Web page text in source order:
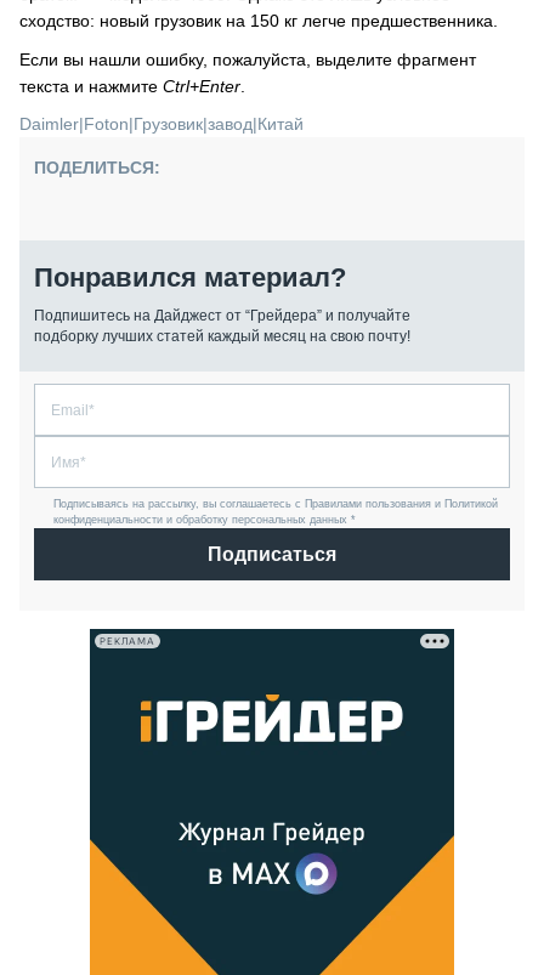
сходство: новый грузовик на 150 кг легче предшественника.
Если вы нашли ошибку, пожалуйста, выделите фрагмент
текста и нажмите Ctrl+Enter
Daimler|Foton|Грузовик|завод|Китай
ПОДЕЛИТЬСЯ:
Понравился материал?
Подпишитесь на Дайджест от “Грейдера” и получайте
подборку лучших статей каждый месяц на свою почту!
Подписываясь на рассылку, вы соглашаетесь с Правилами пользования и Политикой
конфиденциальности и обработку персональных данных *
Подписаться
РЕКЛАМА